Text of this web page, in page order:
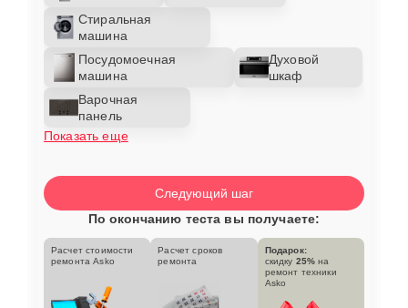
Стиральная
машина
Посудомоечная
машина
Духовой
шкаф
Варочная
панель
Показать еще
Следующий шаг
По окончанию теста вы получаете:
Расчет стоимости
ремонта Asko
Расчет сроков
ремонта
Подарок:
скидку 25% на
ремонт техники
Asko